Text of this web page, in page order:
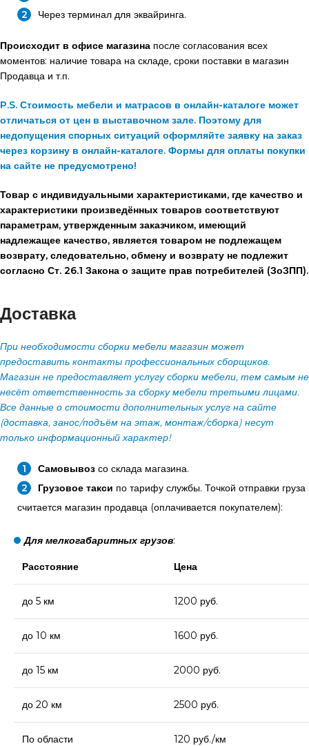
Через терминал для эквайринга.
Происходит в офисе магазина после согласования всех
моментов: наличие товара на складе, сроки поставки в магазин
Продавца и т.п.
P.S. Стоимость мебели и матрасов в онлайн-каталоге может
отличаться от цен в выставочном зале. Поэтому для
недопущения спорных ситуаций оформляйте заявку на заказ
через корзину в онлайн-каталоге. Формы для оплаты покупки
на сайте не предусмотрено!
Товар с индивидуальными характеристиками, где качество и
характеристики произведённых товаров соответствуют
параметрам, утвержденным заказчиком, имеющий
надлежащее качество, является товаром не подлежащем
возврату, следовательно, обмену и возврату не подлежит
согласно Ст. 26.1 Закона о защите прав потребителей (ЗоЗПП).
Доставка
При необходимости сборки мебели магазин может
предоставить контакты профессиональных сборщиков.
Магазин не предоставляет услугу сборки мебели, тем самым не
несёт ответственность за сборку мебели третьими лицами.
Все данные о стоимости дополнительных услуг на сайте
(доставка, занос/подъём на этаж, монтаж/сборка) несут
только информационный характер!
Самовывоз со склада магазина.
Грузовое такси по тарифу службы. Точкой отправки груза
считается магазин продавца (оплачивается покупателем):
Для мелкогабаритных грузов:
Расстояние Цена
до 5 км 1200 руб.
до 10 км 1600 руб.
до 15 км 2000 руб.
до 20 км 2500 руб.
По области 120 руб./км